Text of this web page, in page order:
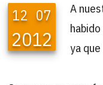
12 07
2012
A
ya